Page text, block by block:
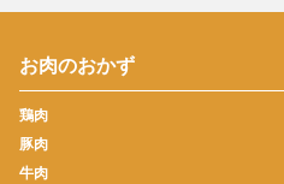
お肉のおかず
鶏肉
豚肉
牛肉